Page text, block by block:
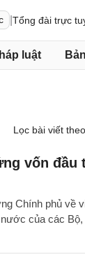
Tổng đài trực
luật
Lọc bài viết
vốn đầu
Chính phủ về
của các